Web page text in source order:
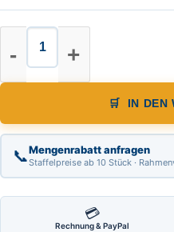
Theis
IN DEN
📞Mengenrabatt anfragen
Staffelpreise ab 10 Stück ·
💳
Rechnung & PayPal